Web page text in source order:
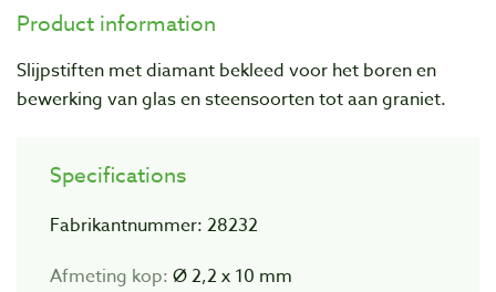
Product information
Slijpstiften met diamant bekleed voor het boren en
bewerking van glas en steensoorten tot aan graniet.
Specifications
Fabrikantnummer: 28232
Afmeting kop: Ø 2,2 x 10 mm